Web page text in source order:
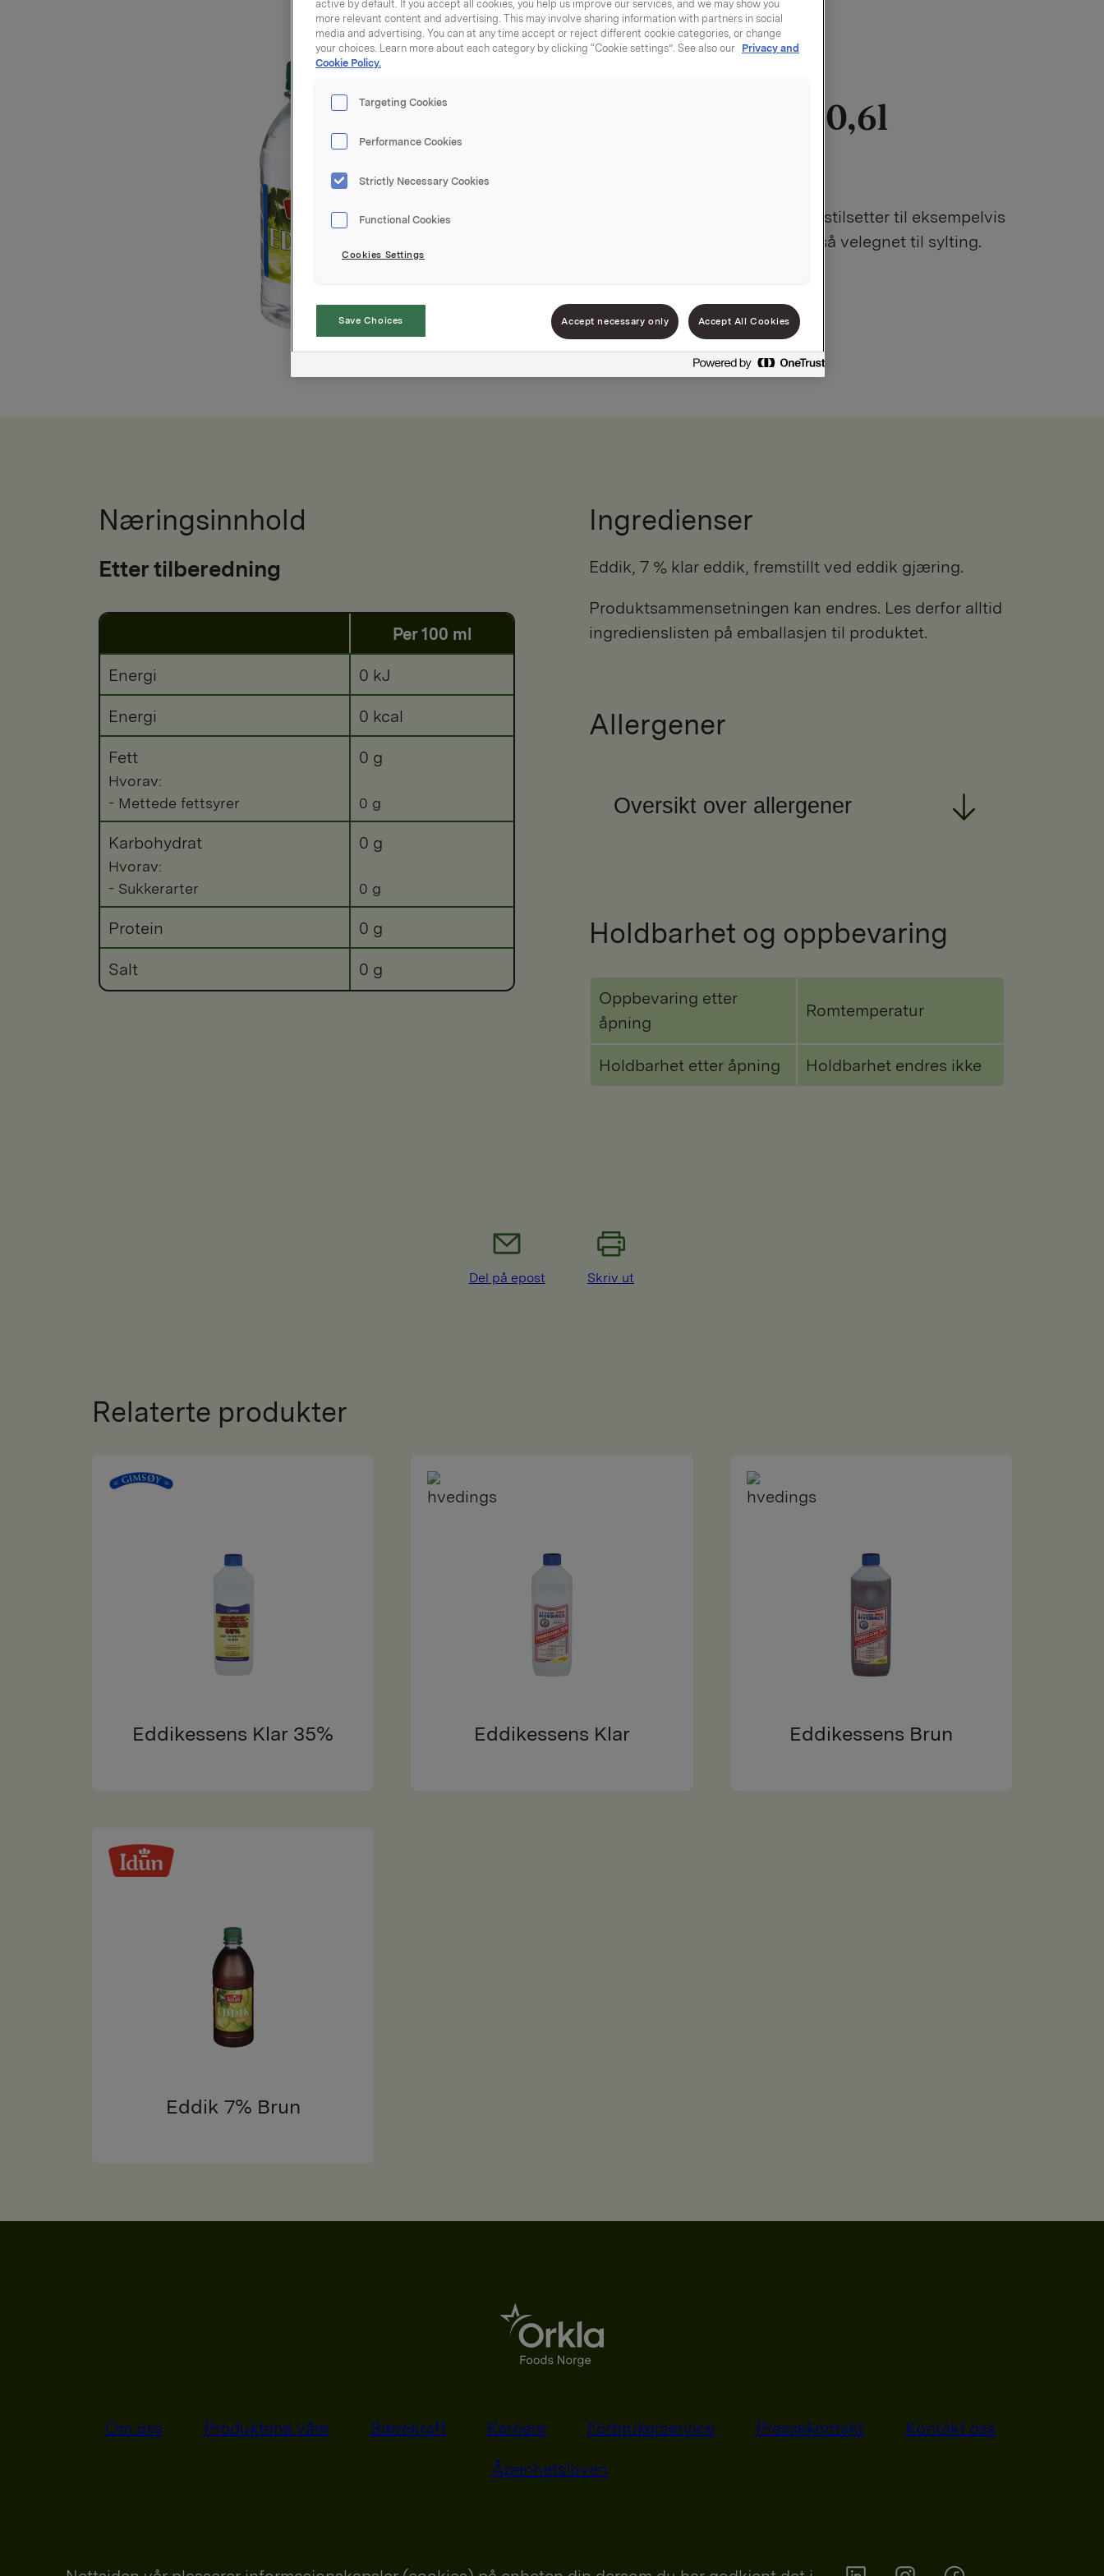
Eddik 7% Klar 0,6l
Idun Eddik Klar er en god smakstilsetter til eksempelvis
dressing. Idun Eddik Klar er også velegnet til sylting.
Næringsinnhold
Etter tilberedning
Per 100 ml
Energi 0 kJ
Energi 0 kcal
Fett
Hvorav:
- Mettede fettsyrer
0 g
0 g
Karbohydrat
Hvorav:
- Sukkerarter
0 g
0 g
Protein 0 g
Salt 0 g
Ingredienser
eddik, 7 % klar eddik, fremstillt ved eddik gjæring.
Produktsammensetningen kan endres. Les derfor alltid
ingredienslisten på emballasjen til produktet.
Allergener
Oversikt over allergener
Holdbarhet og oppbevaring
Oppbevaring etter
åpning
Romtemperatur
Holdbarhet etter åpning Holdbarhet endres ikke
Del på epost Skriv ut
Relaterte produkter
Eddikessens Klar 35% Eddikessens Klar Eddikessens Brun
Eddik 7% Brun
Om oss Produktene våre Bærekraft Karriere Forbrukerservice Pressekontakt Kontakt oss
Åpenhetsloven
active by default. If you accept all cookies, you help us improve our services, and we may show you
more relevant content and advertising. This may involve sharing information with partners in social
media and advertising. You can at any time accept or reject different cookie categories, or change
your choices. Learn more about each category by clicking “Cookie settings”. See also our Privacy and
Cookie Policy.
Targeting Cookies
Performance Cookies
Strictly Necessary Cookies
Functional Cookies
Cookies Settings
Save Choices Accept necessary only Accept All Cookies